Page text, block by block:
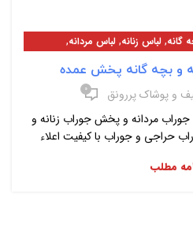
گانه, لباس زنانه, لباس مردانه,
محصولات
و بچه گانه پخش عمده
و پوشاک پررونق ۰
مردانه و پخش جوراب زنانه و
حراجی و جوراب با کیفیت اعلاء
مطلب